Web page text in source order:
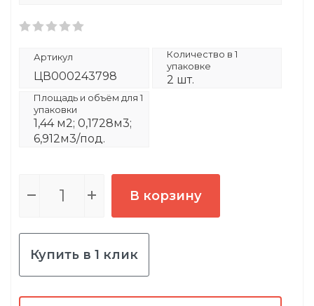
Артикул
ЦВ000243798
Количество в 1
упаковке
2 шт.
Площадь и объём для 1
упаковки
1,44 м2; 0,1728м3;
6,912м3/под.
В корзину
Купить в 1 клик